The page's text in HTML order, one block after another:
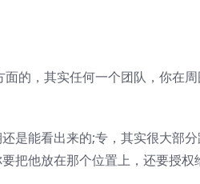
的，其实任何一个团队，你在
是能看出来的;专，其实很大部
把他放在那个位置上，还要授权